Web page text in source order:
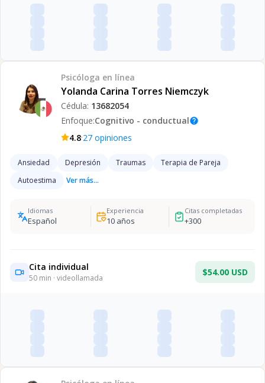
Psicóloga en línea
Yolanda Carina Torres Niemczyk
Cédula: 13682054
Enfoque:Cognitivo - conductualhelp
4.8·27 opiniones
Ansiedad Depresión Traumas
Terapia de Pareja
Autoestima
Ver más...
Idiomas
Español
Experiencia
10años
Citas completadas
+300
Cita individual
50 min · videollamada
$54.00 USD